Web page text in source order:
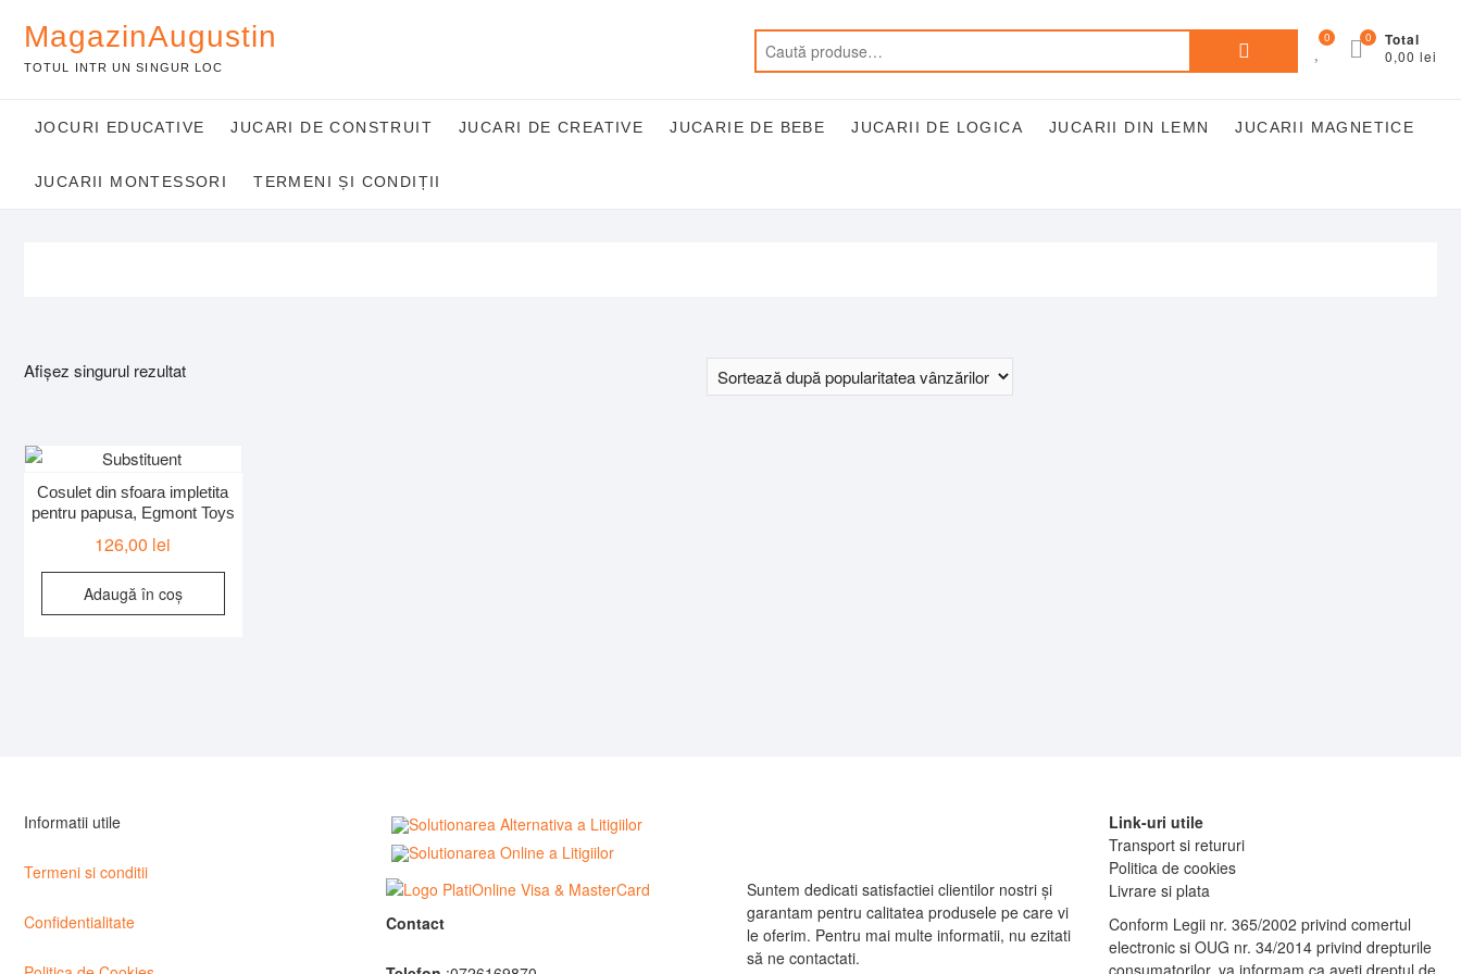
content
MagazinAugustin
TOTUL INTR UN SINGUR LOC
0 Total
0,00 lei
0
JOCURI EDUCATIVE JUCARI DE CONSTRUIT JUCARI DE CREATIVE JUCARIE DE BEBE JUCARII DE LOGICA JUCARII DIN LEMN JUCARII MAGNETICE
JUCARII MONTESSORI TERMENI ȘI CONDIȚII
Afișez singurul rezultat
Cosulet din sfoara impletita
pentru papusa, Egmont Toys
126,00 lei
Adaugă în coș
Informatii utile
Termeni si conditii
Confidentialitate Contact
Suntem dedicati satisfactiei clientilor nostri și
garantam pentru calitatea produsele pe care vi
le oferim. Pentru mai multe informatii, nu ezitati
să ne contactati.
Link-uri utile
Transport si retururi
Politica de cookies
Livrare si plata
Conform Legii nr. 365/2002 privind comertul
electronic si OUG nr. 34/2014 privind drepturile